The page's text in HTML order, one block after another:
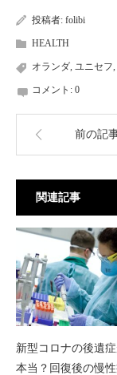
投稿者: folibi
HEALTH
オランダ, ユニセフ,
コメント: 0
前の記
関連記事
新型コロナの後遺
本当？回復後の慢